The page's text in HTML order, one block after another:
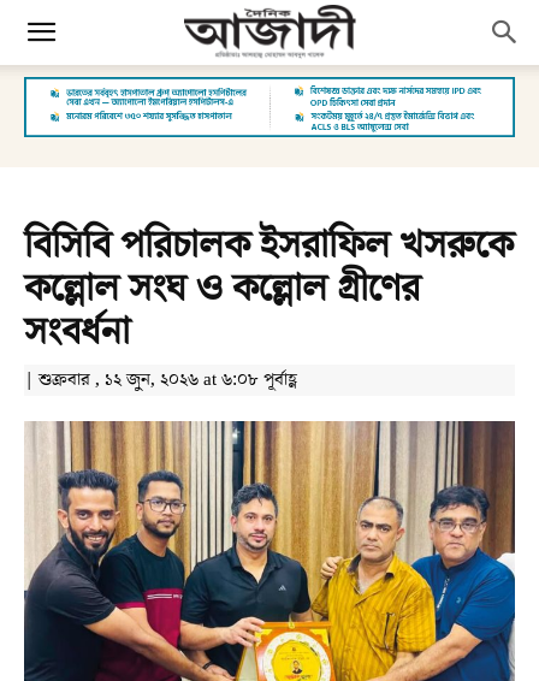
বিসিবি পরিচালক ইসরাফিল খসরুকে
কল্লোল সংঘ ও কল্লোল গ্রীণের
সংবর্ধনা
| শুক্রবার , ১২ জুন, ২০২৬ at ৬:০৮ পূর্বাহ্ণ